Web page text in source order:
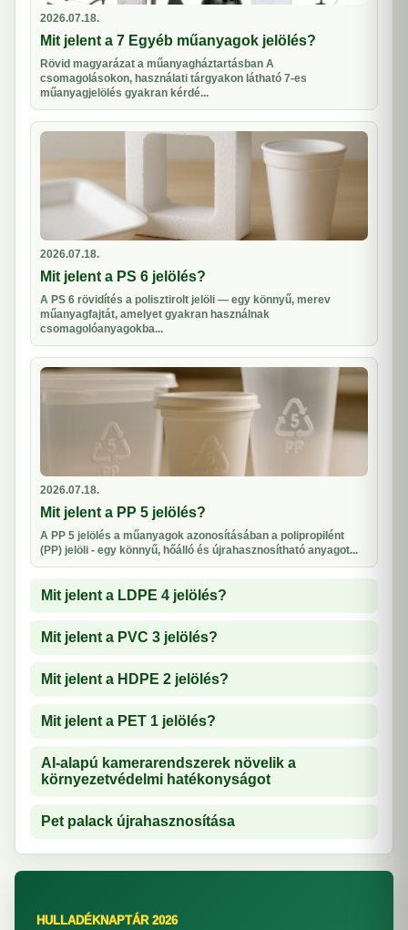
2026.07.18.
Mit jelent a 7 Egyéb műanyagok jelölés?
Rövid magyarázat a műanyagháztartásban A
csomagolásokon, használati tárgyakon látható 7-es
műanyagjelölés gyakran kérdé...
2026.07.18.
Mit jelent a PS 6 jelölés?
A PS 6 rövidítés a polisztirolt jelöli — egy könnyű, merev
műanyagfajtát, amelyet gyakran használnak
csomagolóanyagokba...
2026.07.18.
Mit jelent a PP 5 jelölés?
A PP 5 jelölés a műanyagok azonosításában a polipropilént
(PP) jelöli - egy könnyű, hőálló és újrahasznosítható anyagot...
Mit jelent a LDPE 4 jelölés?
Mit jelent a PVC 3 jelölés?
Mit jelent a HDPE 2 jelölés?
Mit jelent a PET 1 jelölés?
AI-alapú kamerarendszerek növelik a
környezetvédelmi hatékonyságot
Pet palack újrahasznosítása
HULLADÉKNAPTÁR 2026